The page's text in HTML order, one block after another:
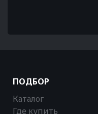
ПОДБОР
Каталог
Где купить